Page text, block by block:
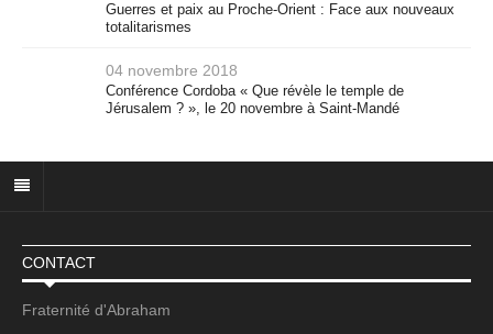
Guerres et paix au Proche-Orient : Face aux nouveaux
totalitarismes
04 novembre 2018
Conférence Cordoba « Que révèle le temple de
Jérusalem ? », le 20 novembre à Saint-Mandé
CONTACT
Fraternité d'Abraham